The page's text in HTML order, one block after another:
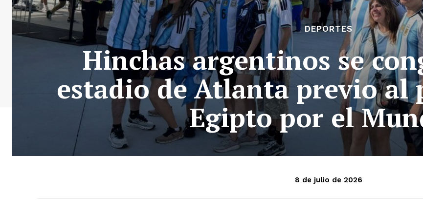
DEPORTES
Hinchas argentinos se
estadio de Atlanta previo
Egipto por el
8 de julio de 2026